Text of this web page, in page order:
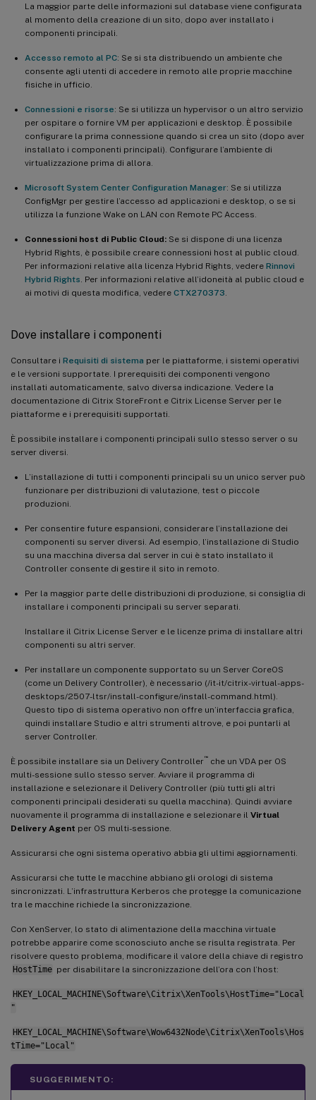
La maggior parte delle informazioni sul database viene configurata
al momento della creazione di un sito, dopo aver installato i
componenti principali.
Accesso remoto al PC: Se si sta distribuendo un ambiente che
consente agli utenti di accedere in remoto alle proprie macchine
fisiche in ufficio.
Connessioni e risorse: Se si utilizza un hypervisor o un altro servizio
per ospitare o fornire VM per applicazioni e desktop. È possibile
configurare la prima connessione quando si crea un sito (dopo aver
installato i componenti principali). Configurare l’ambiente di
virtualizzazione prima di allora.
Microsoft System Center Configuration Manager: Se si utilizza
ConfigMgr per gestire l’accesso ad applicazioni e desktop, o se si
utilizza la funzione Wake on LAN con Remote PC Access.
Connessioni host di Public Cloud: Se si dispone di una licenza
Hybrid Rights, è possibile creare connessioni host al public cloud.
Per informazioni relative alla licenza Hybrid Rights, vedere Rinnovi
Hybrid Rights . Per informazioni relative all’idoneità al public cloud e
ai motivi di questa modifica, vedere CTX270373
Dove installare i componenti
Consultare i Requisiti di sistema per le piattaforme, i sistemi operativi
e le versioni supportate. I prerequisiti dei componenti vengono
installati automaticamente, salvo diversa indicazione. Vedere la
documentazione di Citrix StoreFront e Citrix License Server per le
piattaforme e i prerequisiti supportati.
È possibile installare i componenti principali sullo stesso server o su
server diversi.
L’installazione di tutti i componenti principali su un unico server può
funzionare per distribuzioni di valutazione, test o piccole
produzioni.
Per consentire future espansioni, considerare l’installazione dei
componenti su server diversi. Ad esempio, l’installazione di Studio
su una macchina diversa dal server in cui è stato installato il
Controller consente di gestire il sito in remoto.
Per la maggior parte delle distribuzioni di produzione, si consiglia di
installare i componenti principali su server separati.
Installare il Citrix License Server e le licenze prima di installare altri
componenti su altri server.
Per installare un componente supportato su un Server CoreOS
(come un Delivery Controller), è necessario (/it-it/citrix-virtual-apps-
desktops/2507-ltsr/install-configure/install-command.html).
Questo tipo di sistema operativo non offre un’interfaccia grafica,
quindi installare Studio e altri strumenti altrove, e poi puntarli al
server Controller.
È possibile installare sia un Delivery Controller™
che un VDA per OS
multi-sessione sullo stesso server. Avviare il programma di
installazione e selezionare il Delivery Controller (più tutti gli altri
componenti principali desiderati su quella macchina). Quindi avviare
nuovamente il programma di installazione e selezionare il Virtual
Delivery Agent per OS multi-sessione.
Assicurarsi che ogni sistema operativo abbia gli ultimi aggiornamenti.
Assicurarsi che tutte le macchine abbiano gli orologi di sistema
sincronizzati. L’infrastruttura Kerberos che protegge la comunicazione
tra le macchine richiede la sincronizzazione.
Con XenServer, lo stato di alimentazione della macchina virtuale
potrebbe apparire come sconosciuto anche se risulta registrata. Per
risolvere questo problema, modificare il valore della chiave di registro
HostTime per disabilitare la sincronizzazione dell’ora con l’host:
HKEY_LOCAL_MACHINE\Software\Citrix\XenTools\HostTime="Local
"
HKEY_LOCAL_MACHINE\Software\Wow6432Node\Citrix\XenTools\Hos
tTime="Local"
SUGGERIMENTO: